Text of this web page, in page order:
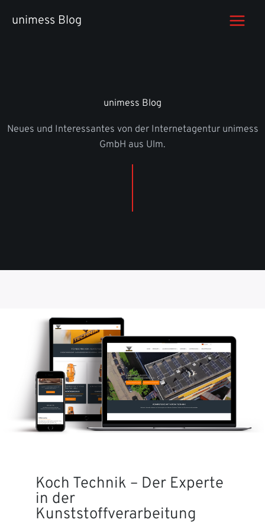
Inhaltunimess Blog
unimess Blog
Neues und Interessantes von der Internetagentur unimess
GmbH aus Ulm.
Koch Technik – Der Experte
in der
Kunststoffverarbeitung